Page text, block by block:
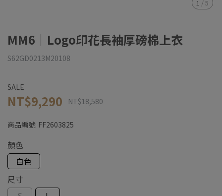
1 /5
MM6｜Logo印花長袖厚磅棉上衣
S62GD0213M20108
SALE
NT$9,290 NT$18,580
商品編號: FF2603825
顏色
白色
尺寸